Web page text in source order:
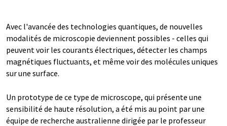
Avec l'avancée des technologies quantiques, de nouvelles
modalités de microscopie deviennent possibles - celles qui
peuvent voir les courants électriques, détecter les champs
magnétiques fluctuants, et même voir des molécules uniques
sur une surface.
Un prototype de ce type de microscope, qui présente une
sensibilité de haute résolution, a été mis au point par une
équipe de recherche australienne dirigée par le professeur